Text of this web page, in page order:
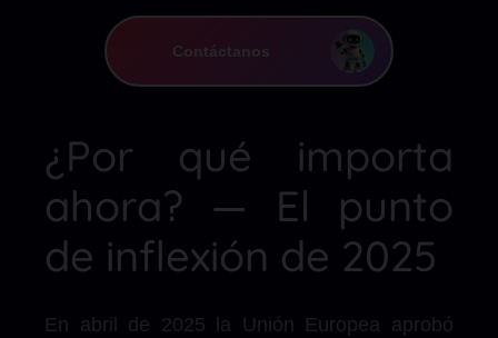
Contáctanos
¿Por qué importa
ahora? — El punto
de inflexión de 2025
En abril de 2025 la Unión Europea aprobó